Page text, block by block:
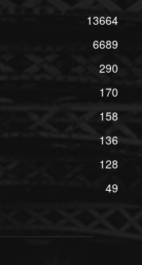
13664
6689
290
170
158
136
128
49